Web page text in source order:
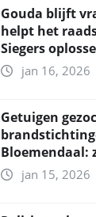
Gouda blijft
helpt het
Siegers
jan 16, 2026
Getuigen
Bloemendaal:
jan 15, 2026